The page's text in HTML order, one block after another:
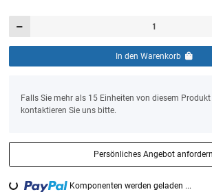
In den Warenkorb
Falls Sie mehr als 15 Einheiten von diesem
kontaktieren Sie uns bitte.
Persönliches Angebot
Loading... Komponenten werden geladen ...